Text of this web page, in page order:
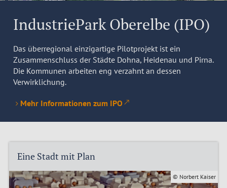
IndustriePark Oberelbe (IPO)
Das überregional einzigartige Pilotprojekt ist ein
Zusammenschluss der Städte Dohna, Heidenau und Pirna.
Die Kommunen arbeiten eng verzahnt an dessen
Verwirklichung.
Mehr Informationen zum IPO
Eine Stadt mit Plan
© Norbert Kaiser